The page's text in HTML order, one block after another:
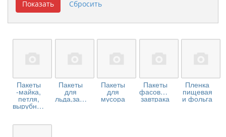
Пакеты
-майка,
петля,
вырубной
Пакеты
для
льда,замораж.
Пакеты
для
мусора
Пакеты
фасовачные,для
завтрака
Пленка
пищевая
и фольга